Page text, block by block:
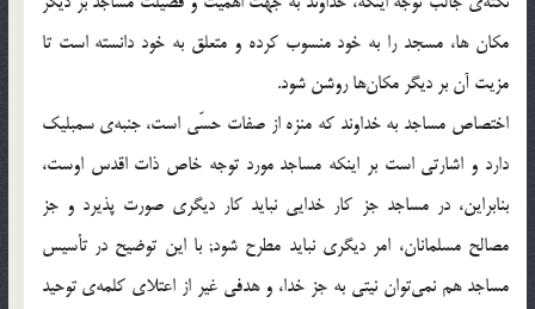
مكان ها، مسجد را به خود منسوب كرده و متعلق به خود دانسته است تا
مزيت آن بر ديگر مكان‌ها روشن شود.
اختصاص مساجد به خداوند كه منزه از صفات حسّي است، جنبه‎ي سمبليك
دارد و اشارتي است بر اينكه مساجد مورد توجه خاص ذات اقدس اوست،
بنابراين، در مساجد جز كار خدايي نبايد كار ديگري صورت پذيرد و جز
مصالح مسلمانان، امر ديگري نبايد مطرح شود; با اين توضيح در تأسيس
مساجد هم نمي‌توان نيتي به جز خدا، و هدفي غير از اعتلاي كلمه‎ي توحيد